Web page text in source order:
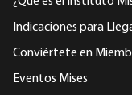
Indicaciones para
Conviértete en
Eventos Mises